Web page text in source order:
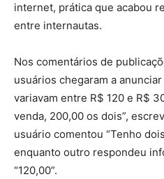
internet, prática que acabou
entre internautas.
Nos comentários de
usuários chegaram a
variavam entre R$ 120 e R$
venda, 200,00 os dois”,
usuário comentou “Tenho
enquanto outro respondeu
“120,00”.